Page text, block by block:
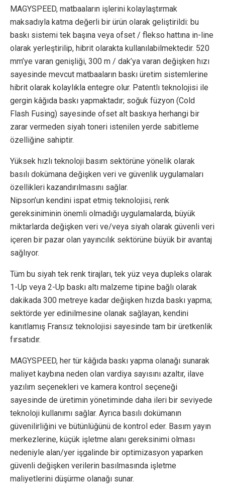
MAGYSPEED, matbaaların işlerini kolaylaştırmak
maksadıyla katma değerli bir ürün olarak geliştirildi: bu
baskı sistemi tek başına veya ofset / flekso hattına in-line
olarak yerleştirilip, hibrit olarakta kullanılabilmektedir. 520
mm’ye varan genişliği, 300 m / dak’ya varan değişken hızı
sayesinde mevcut matbaaların baskı üretim sistemlerine
hibrit olarak kolaylıkla entegre olur. Patentlı teknolojisi ile
gergin kâğıda baskı yapmaktadır; soğuk füzyon (Cold
Flash Fusing) sayesinde ofset alt baskıya herhangi bir
zarar vermeden siyah toneri istenilen yerde sabitleme
özelliğine sahiptir.
Yüksek hızlı teknoloji basım sektörüne yönelik olarak
basılı dokümana değişken veri ve güvenlik uygulamaları
özellikleri kazandırılmasını sağlar.
Nipson’un kendini ispat etmiş teknolojisi, renk
gereksiniminin önemli olmadığı uygulamalarda, büyük
miktarlarda değişken veri ve/veya siyah olarak güvenli veri
içeren bir pazar olan yayıncılık sektörüne büyük bir avantaj
sağlıyor.
Tüm bu siyah tek renk tirajları, tek yüz veya dupleks olarak
1-Up veya 2-Up baskı altı malzeme tipine bağlı olarak
dakikada 300 metreye kadar değişken hızda baskı yapma;
sektörde yer edinilmesine olanak sağlayan, kendini
kanıtlamış Fransız teknolojisi sayesinde tam bir üretkenlik
fırsatıdır.
MAGYSPEED, her tür kâğıda baskı yapma olanağı sunarak
maliyet kaybına neden olan vardiya sayısını azaltır, ilave
yazılım seçenekleri ve kamera kontrol seçeneği
sayesinde de üretimin yönetiminde daha ileri bir seviyede
teknoloji kullanımı sağlar. Ayrıca basılı dokümanın
güvenilirliğini ve bütünlüğünü de kontrol eder. Basım yayın
merkezlerine, küçük işletme alanı gereksinimi olması
nedeniyle alan/yer işgalinde bir optimizasyon yaparken
güvenli değişken verilerin basılmasında işletme
maliyetlerini düşürme olanağı sunar.